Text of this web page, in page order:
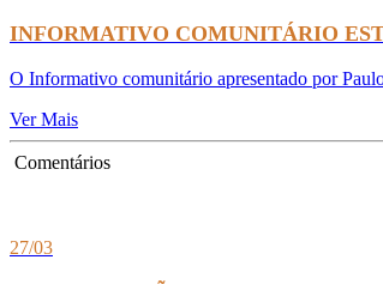
INFORMATIVO COMUNITÁRIO
O Informativo comunitário apresentado por
Ver Mais
Comentários
27/03